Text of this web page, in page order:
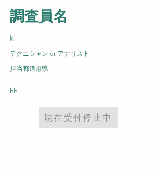
​調査員名
k
テクニシャン or アナリスト
担当都道府県
hh
現在受付停止中